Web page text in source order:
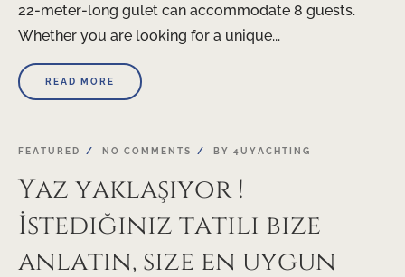
22-meter-long gulet can accommodate 8 guests.
Whether you are looking for a unique...
READ MORE
FEATURED NO COMMENTS BY 4UYACHTING
Yaz yaklaşıyor !
İstediğiniz tatili bize
anlatın, size en uygun